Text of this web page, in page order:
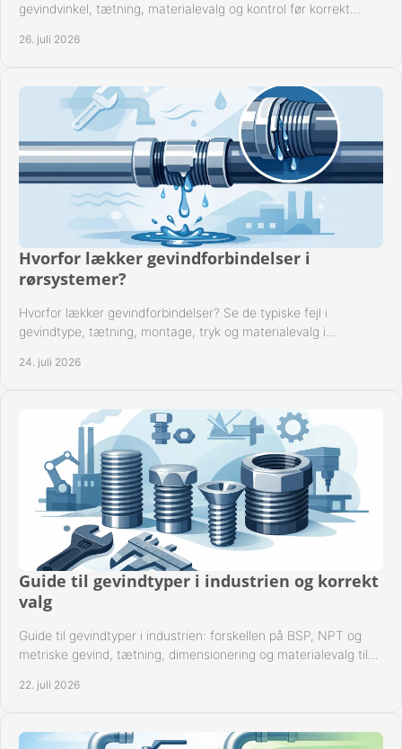
gevindvinkel, tætning, materialevalg og kontrol før korrekt
26. juli 2026
Hvorfor lækker gevindforbindelser i
rørsystemer?
Hvorfor lækker gevindforbindelser? Se de typiske fejl i
gevindtype, tætning, montage, tryk og materialevalg i
24. juli 2026
Guide til gevindtyper i industrien og korrekt
valg
Guide til gevindtyper i industrien: forskellen på BSP, NPT og
metriske gevind, tætning, dimensionering og materialevalg til
22. juli 2026